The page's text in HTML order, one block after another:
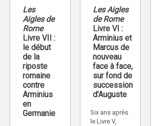
Les
Aigles de
Rome
Livre VII :
le début
de la
riposte
romaine
contre
Arminius
en
Germanie
Les Aigles
de Rome
Livre VI :
Arminius et
Marcus de
nouveau
face à face,
sur fond de
succession
d’Auguste
Six ans après
le Livre V,